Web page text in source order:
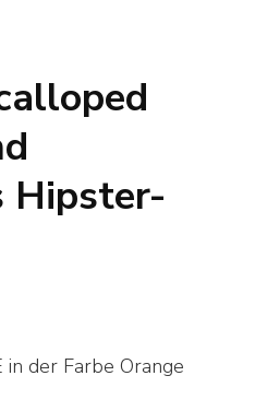
Hipster-
in der Farbe Orange